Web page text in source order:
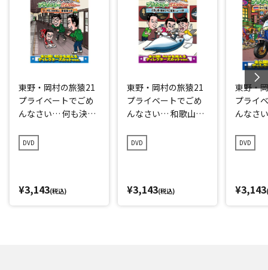
東野・岡村の旅猿21
プライベートでごめ
んなさい… 何も決め
ミアム完全版
DVD
¥3,143(税込)
東野・岡村の旅猿21
プライベートでごめ
んなさい… 和歌山県
ョーへの旅 プレミア
ム完全版
DVD
¥3,143(税込)
東野・
プライ
んなさ
編 プレ
DVD
¥3,143